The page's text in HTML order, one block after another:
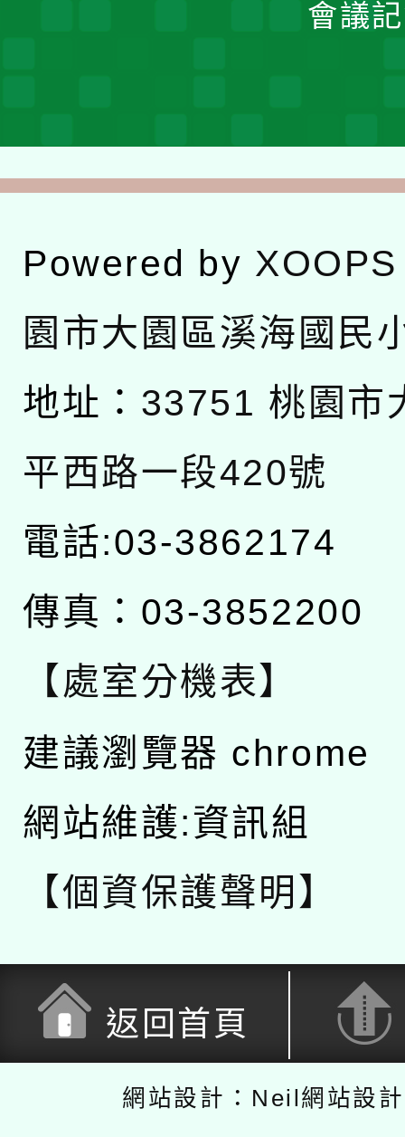
會議
Powered by XOOPS
園市大園區溪海國民
地址： 33751 桃園市
平西路一段420號
電話:03-3862174
傳真：03-3852200
【處室分機表】
建議瀏覽器 chrome
網站維護:資訊組
【個資保護聲明】
返回首頁
網站設計：Neil網站設